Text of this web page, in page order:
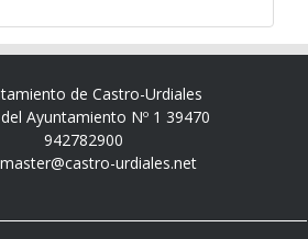
de Castro-Urdiales
Ayuntamiento Nº 1 39470
942782900
urdiales.net